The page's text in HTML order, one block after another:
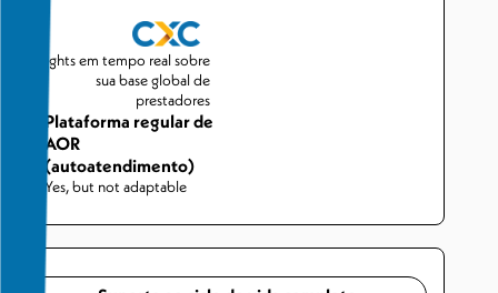
Insights em tempo real sobre
sua base global de
prestadores
Plataforma regular de
AOR
(autoatendimento)
Yes, but not adaptable